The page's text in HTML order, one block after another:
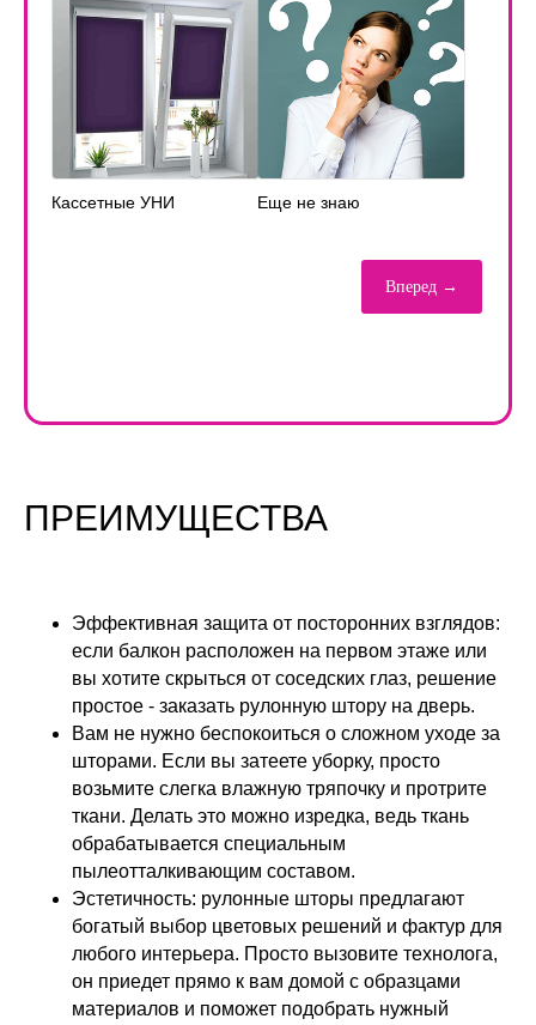
Кассетные УНИ Еще не знаю
Вперед →
ПРЕИМУЩЕСТВА
Эффективная защита от посторонних взглядов:
если балкон расположен на первом этаже или
вы хотите скрыться от соседских глаз, решение
простое - заказать рулонную штору на дверь.
Вам не нужно беспокоиться о сложном уходе за
шторами. Если вы затеете уборку, просто
возьмите слегка влажную тряпочку и протрите
ткани. Делать это можно изредка, ведь ткань
обрабатывается специальным
пылеотталкивающим составом.
Эстетичность: рулонные шторы предлагают
богатый выбор цветовых решений и фактур для
любого интерьера. Просто вызовите технолога,
он приедет прямо к вам домой с образцами
материалов и поможет подобрать нужный